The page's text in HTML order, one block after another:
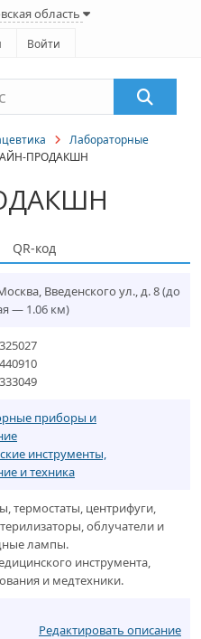
область
Войти
Лабораторные
ПРОДАКШН
QR-код
, Введенского ул., д. 8(до
— 1.06 км)
приборы и
инструменты,
и техника
термостаты, центрифуги,
облучатели и
лампы.
инструмента,
и медтехники.
Редактировать описание